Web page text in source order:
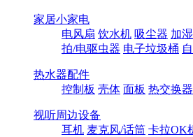
家居小家电
电风扇 饮水机 吸尘器 加
拍/电驱虫器 电子垃圾桶
热水器配件
控制板 壳体 面板 热交换
视听周边设备
耳机 麦克风/话筒 卡拉OK